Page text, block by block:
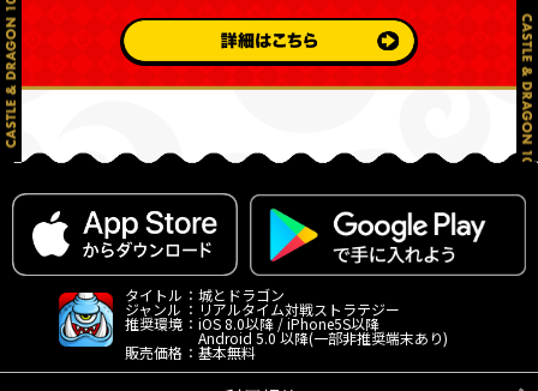
タイトル ： 城とドラゴン
ジャンル ： リアルタイム対戦ストラテジー
推奨環境 ： iOS 8.0以降 / iPhone5S以降
Android 5.0 以降(一部非推奨端末あり)
販売価格 ： 基本無料